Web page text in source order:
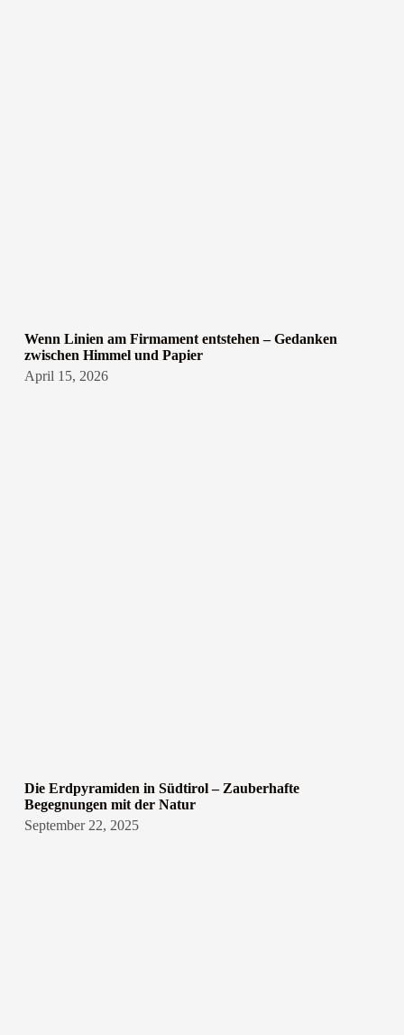
Wenn Linien am Firmament entstehen – Gedanken
zwischen Himmel und Papier
April 15, 2026
Die Erdpyramiden in Südtirol – Zauberhafte
Begegnungen mit der Natur
September 22, 2025